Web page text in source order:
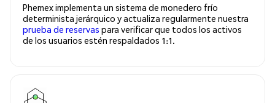
Phemex implementa un sistema de monedero frío
determinista jerárquico y actualiza regularmente nuestra
prueba de reservas para verificar que todos los activos
de los usuarios estén respaldados 1:1.